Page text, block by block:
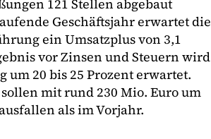
121 Stellen abgebaut
Geschäftsjahr erwartet die
ein Umsatzplus von 3,1
vor Zinsen und Steuern wird
um 20 bis 25 Prozent erwartet.
mit rund 230 Mio. Euro um
als im Vorjahr.